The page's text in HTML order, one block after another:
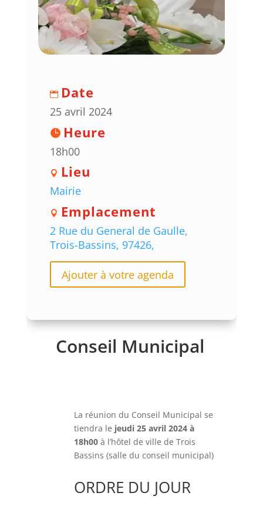
Date
25 avril 2024
Heure
18h00
Lieu
Mairie
Emplacement
2 Rue du General de Gaulle,
Trois-Bassins, 97426,
Ajouter à votre agenda
Conseil Municipal
La réunion du Conseil Municipal se
tiendra le jeudi 25 avril 2024 à
18h00à l’hôtel de ville de Trois
Bassins (salle du conseil municipal)
ORDRE DU JOUR